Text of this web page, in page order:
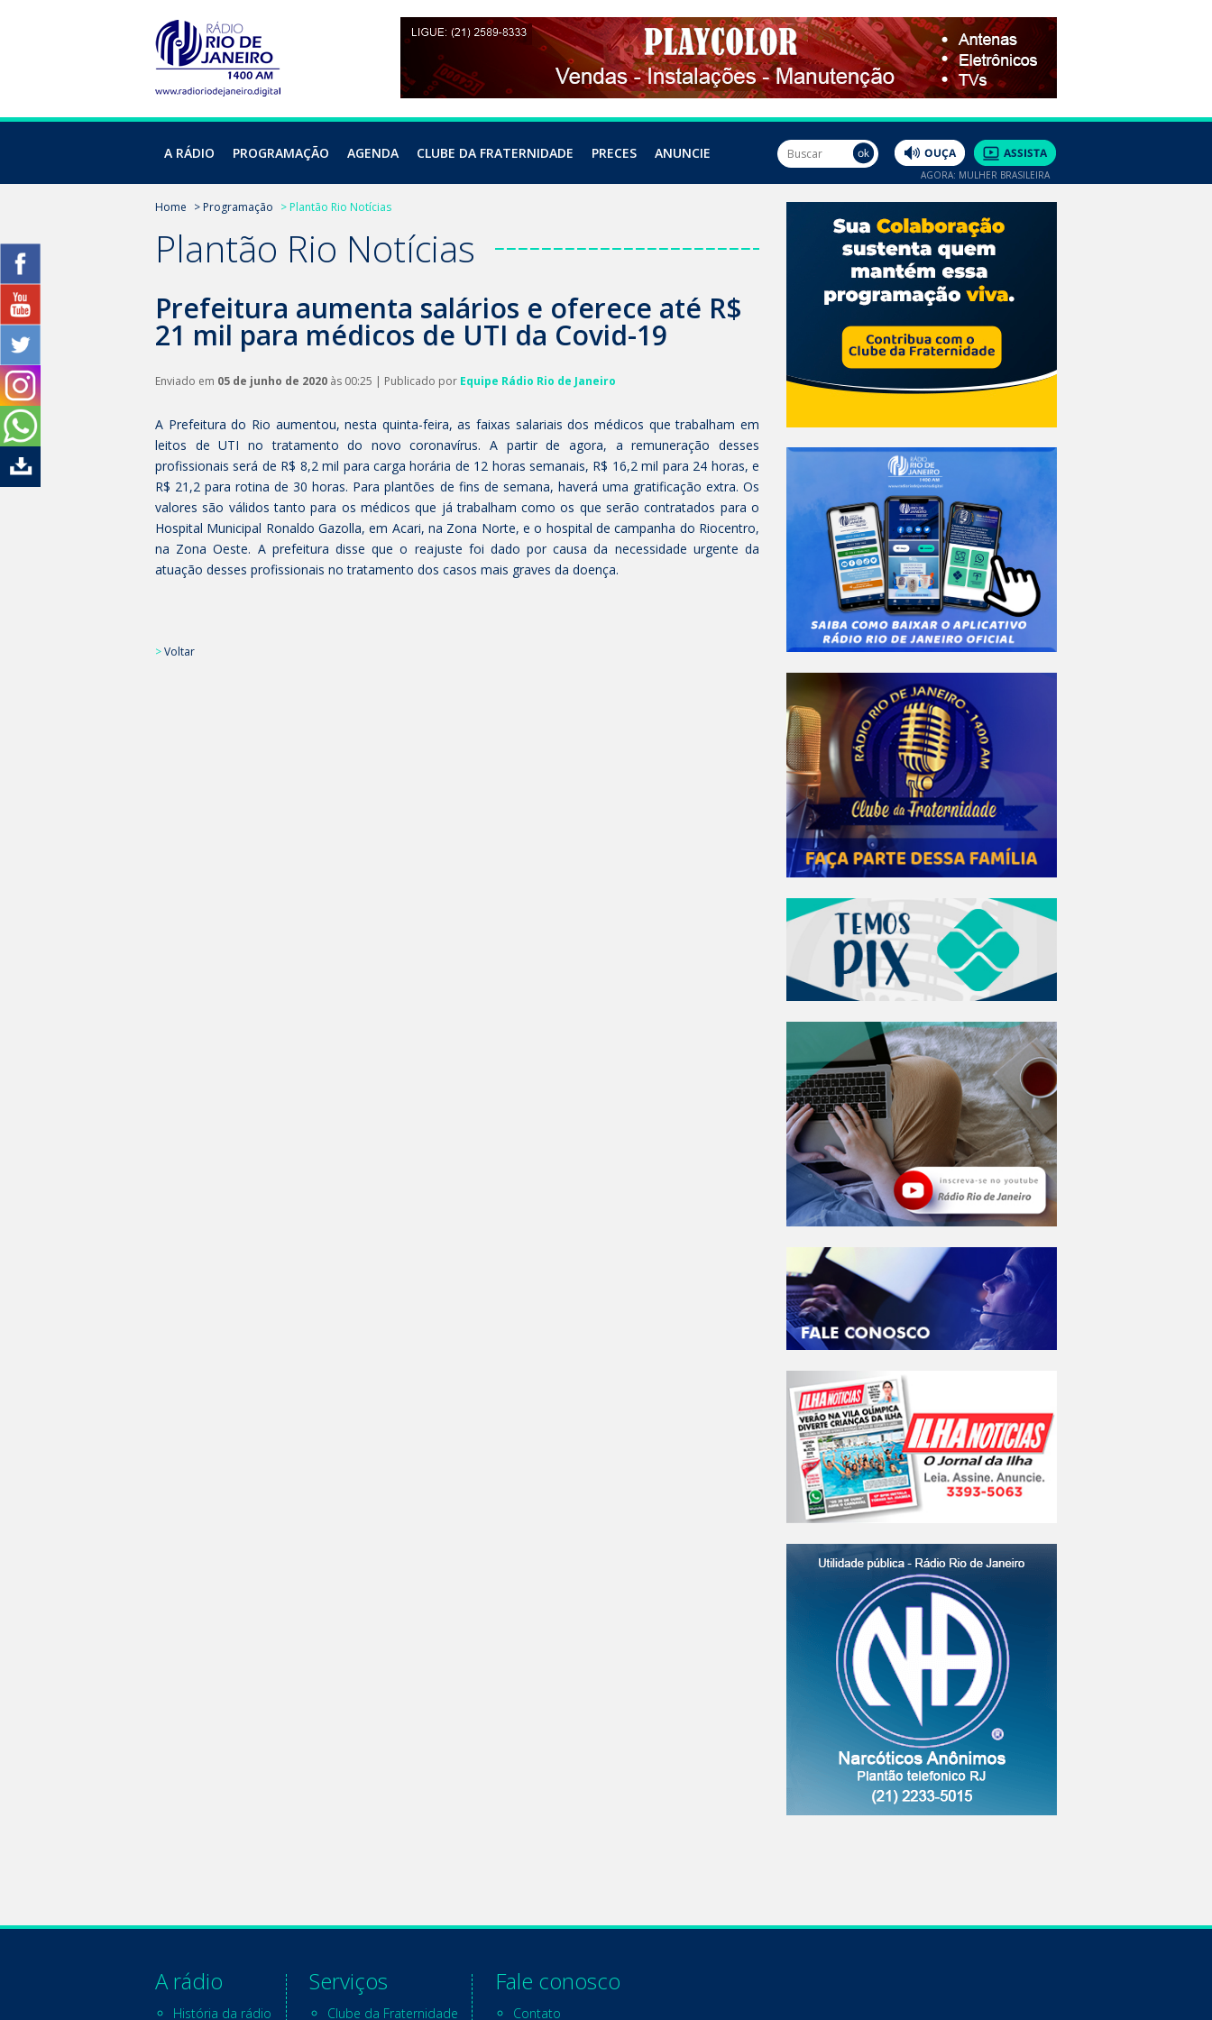
A RÁDIO PROGRAMAÇÃO AGENDA CLUBE DA FRATERNIDADE PRECES ANUNCIE
AGORA: MULHER BRASILEIRA
Home > Programação > Plantão Rio Notícias
Plantão Rio Notícias
Prefeitura aumenta salários e oferece até R$
21 mil para médicos de UTI da Covid-19
Enviado em 05 de junho de 2020 às 00:25 | Publicado por Equipe Rádio Rio de Janeiro
A Prefeitura do Rio aumentou, nesta quinta-feira, as faixas salariais dos médicos que trabalham em
leitos de UTI no tratamento do novo coronavírus. A partir de agora, a remuneração desses
profissionais será de R$ 8,2 mil para carga horária de 12 horas semanais, R$ 16,2 mil para 24 horas, e
R$ 21,2 para rotina de 30 horas. Para plantões de fins de semana, haverá uma gratificação extra. Os
valores são válidos tanto para os médicos que já trabalham como os que serão contratados para o
Hospital Municipal Ronaldo Gazolla, em Acari, na Zona Norte, e o hospital de campanha do Riocentro,
na Zona Oeste. A prefeitura disse que o reajuste foi dado por causa da necessidade urgente da
atuação desses profissionais no tratamento dos casos mais graves da doença.
>Voltar
A rádio
História da rádio
Serviços
Clube da Fraternidade
Fale conosco
Contato